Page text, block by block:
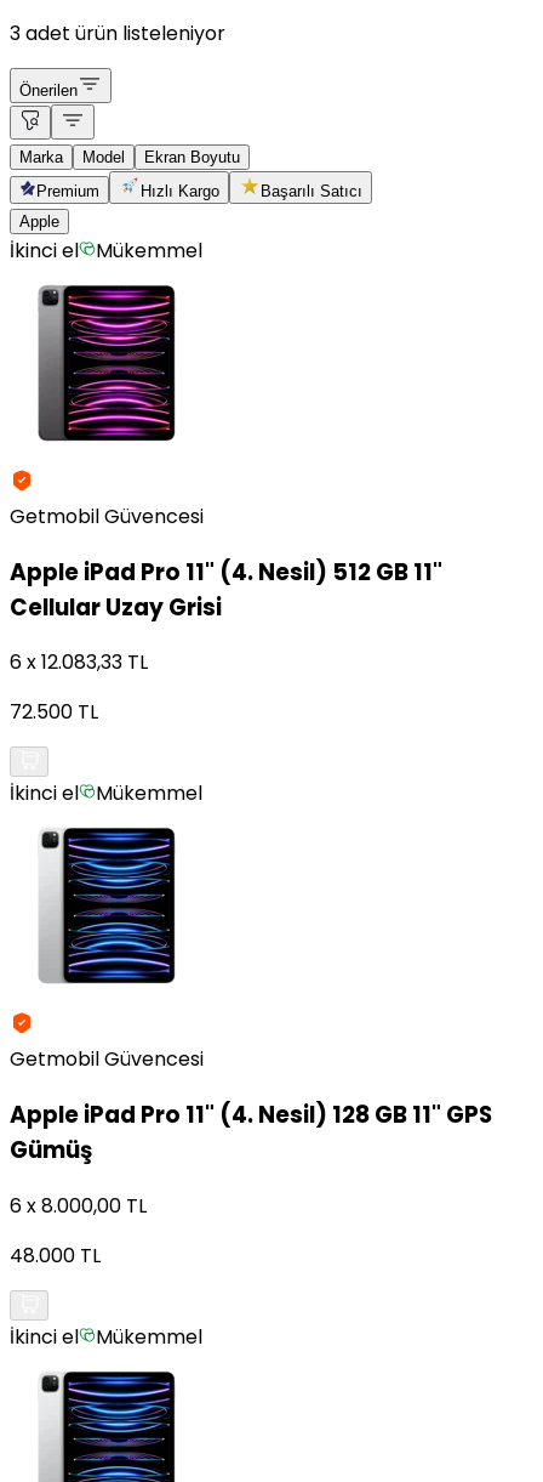
3 adet ürün listeleniyor
Önerilen
Marka Model
Ekran Boyutu
Premium
Hızlı Kargo
Başarılı Satıcı
Apple
İkinci el Mükemmel
Getmobil Güvencesi
AppleiPad Pro 11" (4. Nesil) 512 GB 11"
Cellular Uzay Grisi
6 x 12.083,33 TL
72.500 TL
İkinci el Mükemmel
Getmobil Güvencesi
AppleiPad Pro 11" (4. Nesil) 128 GB 11" GPS
Gümüş
6 x 8.000,00 TL
48.000 TL
İkinci el Mükemmel